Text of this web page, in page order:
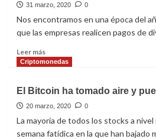
romperá
el
$6,000
–
31 marzo, 2020 0
Nos encontramos en una época del
que las empresas realicen pagos de
Leer másLeer
más
qué
se
suspenden
los
Criptomonedas
El Bitcoin ha tomado aire y
20 marzo, 2020 0
La mayoría de todos los stocks a
semana fatídica en la que han bajado